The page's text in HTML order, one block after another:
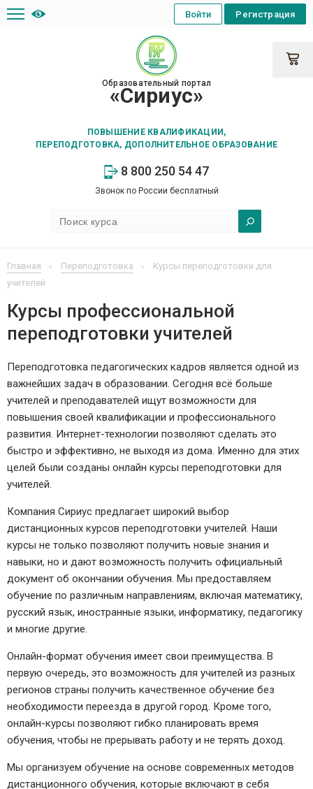
Образовательный портал
«Сириус»
ПОВЫШЕНИЕ КВАЛИФИКАЦИИ,
ПЕРЕПОДГОТОВКА, ДОПОЛНИТЕЛЬНОЕ ОБРАЗОВАНИЕ
8 800 250 54 47
Звонок по России бесплатный
Регистрация
Войти
Главная Переподготовка
Курсы переподготовки для
учителей
Курсы профессиональной
переподготовки учителей
Переподготовка педагогических кадров является одной из
важнейших задач в образовании. Сегодня всё больше
учителей и преподавателей ищут возможности для
повышения своей квалификации и профессионального
развития. Интернет-технологии позволяют сделать это
быстро и эффективно, не выходя из дома. Именно для этих
целей были созданы онлайн курсы переподготовки для
учителей.
Компания Сириус предлагает широкий выбор
дистанционных курсов переподготовки учителей. Наши
курсы не только позволяют получить новые знания и
навыки, но и дают возможность получить официальный
документ об окончании обучения. Мы предоставляем
обучение по различным направлениям, включая математику,
русский язык, иностранные языки, информатику, педагогику
и многие другие.
Онлайн-формат обучения имеет свои преимущества. В
первую очередь, это возможность для учителей из разных
регионов страны получить качественное обучение без
необходимости переезда в другой город. Кроме того,
онлайн-курсы позволяют гибко планировать время
обучения, чтобы не прерывать работу и не терять доход.
Мы организуем обучение на основе современных методов
дистанционного обучения, которые включают в себя